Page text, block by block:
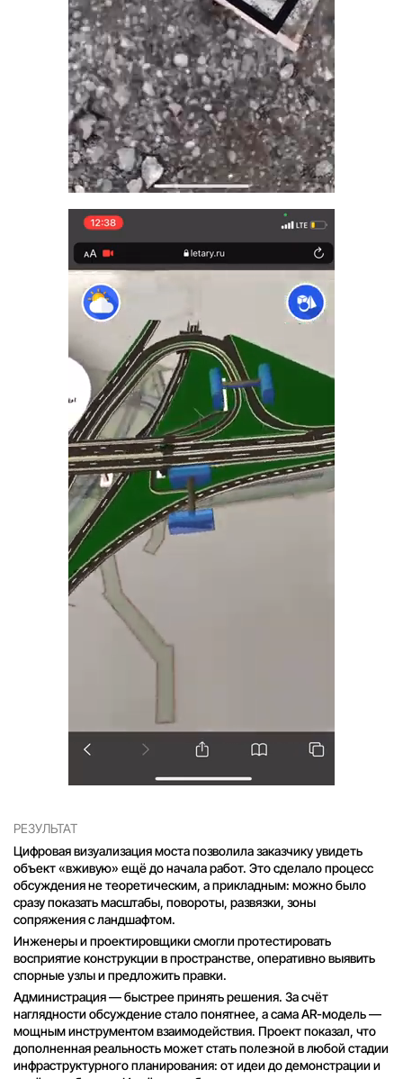
РЕЗУЛЬТАТ
Цифровая визуализация моста позволила заказчику увидеть
объект «вживую» ещё до начала работ. Это сделало процесс
обсуждения не теоретическим, а прикладным: можно было
сразу показать масштабы, повороты, развязки, зоны
сопряжения с ландшафтом.
Инженеры и проектировщики смогли протестировать
восприятие конструкции в пространстве, оперативно выявить
спорные узлы и предложить правки.
Администрация — быстрее принять решения. За счёт
наглядности обсуждение стало понятнее, а сама AR-модель —
мощным инструментом взаимодействия. Проект показал, что
дополненная реальность может стать полезной в любой стадии
инфраструктурного планирования: от идеи до демонстрации и